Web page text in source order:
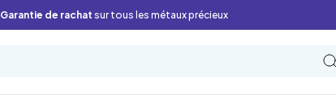
Garantie de rachat sur tous les métaux précieux